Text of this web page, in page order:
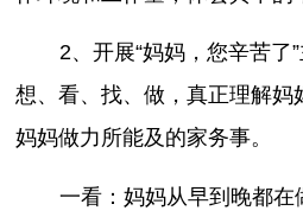
2、开展“妈妈，您辛苦了
想、看、找、做，真正理解妈
妈妈做力所能及的家务事。
一看：妈妈从早到晚都